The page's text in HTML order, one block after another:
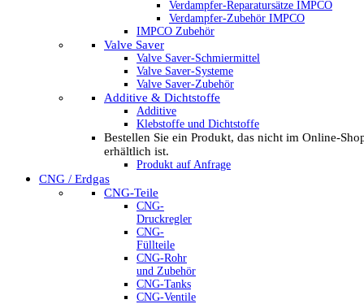
Verdampfer-Reparatursätze IMPCO
Verdampfer-Zubehör IMPCO
IMPCO Zubehör
Valve Saver
Valve Saver-Schmiermittel
Valve Saver-Systeme
Valve Saver-Zubehör
Additive & Dichtstoffe
Additive
Klebstoffe und Dichtstoffe
Bestellen Sie ein Produkt, das nicht im Online-
erhältlich ist.
Produkt auf Anfrage
CNG / Erdgas
CNG-Teile
CNG-
Druckregler
CNG-
Füllteile
CNG-Rohr
und Zubehör
CNG-Tanks
CNG-Ventile